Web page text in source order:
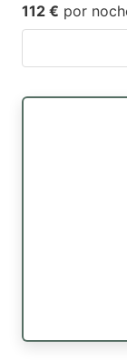
112 € por